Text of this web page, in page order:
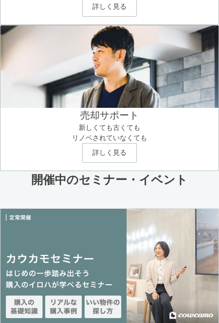
詳しく見る
売却サポート
新しくても古くても
リノベされていなくても
詳しく見る
開催中のセミナー・イベント